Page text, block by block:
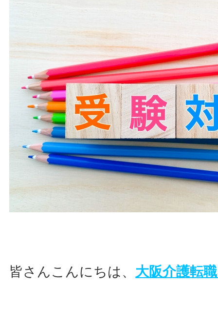
皆さんこんにちは、 大阪介護転